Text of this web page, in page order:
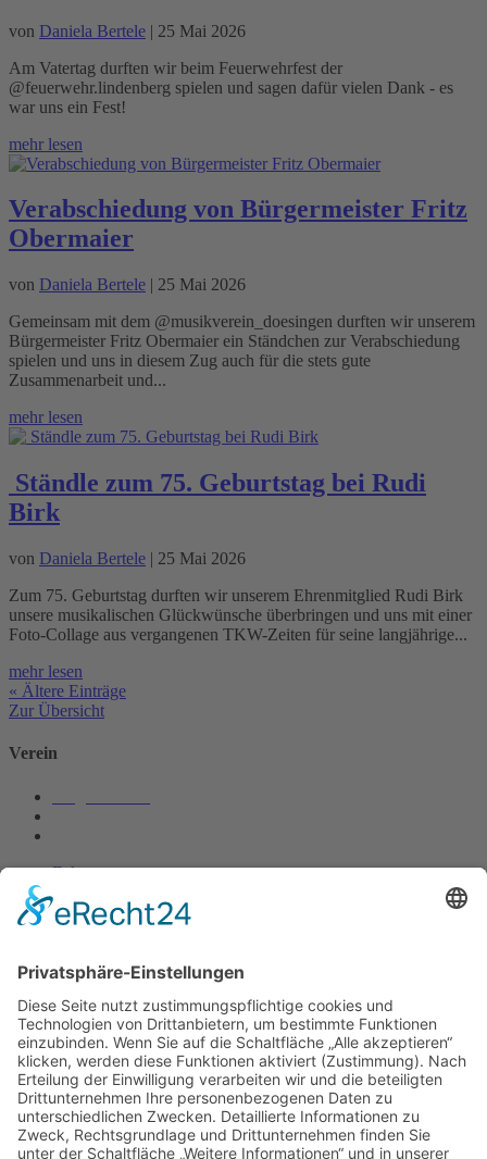
von Daniela Bertele | 25 Mai 2026
Am Vatertag durften wir beim Feuerwehrfest der
@feuerwehr.lindenberg spielen und sagen dafür vielen Dank - es
war uns ein Fest!
mehr lesen
Verabschiedung von Bürgermeister Fritz
Obermaier
von Daniela Bertele | 25 Mai 2026
Gemeinsam mit dem @musikverein_doesingen durften wir unserem
Bürgermeister Fritz Obermaier ein Ständchen zur Verabschiedung
spielen und uns in diesem Zug auch für die stets gute
Zusammenarbeit und...
mehr lesen
Ständle zum 75. Geburtstag bei Rudi
Birk
von Daniela Bertele | 25 Mai 2026
Zum 75. Geburtstag durften wir unserem Ehrenmitglied Rudi Birk
unsere musikalischen Glückwünsche überbringen und uns mit einer
Foto-Collage aus vergangenen TKW-Zeiten für seine langjährige...
mehr lesen
« Ältere Einträge
Zur Übersicht
Verein
Folgen
Folgen
Vorkapelle
Jugendkapelle
Musikunterricht
Rechtliches
Datenschutz
Impressum